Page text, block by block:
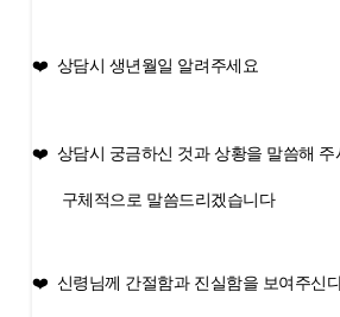
❤️ 상담시 생년월일 알려주세요
❤️ 상담시 궁금하신 것과 상황을 말씀해 주
구체적으로 말씀드리겠습니다
❤️ 신령님께 간절함과 진실함을 보여주신